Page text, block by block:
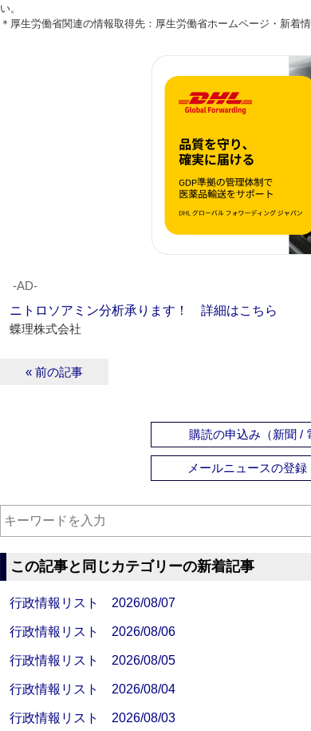
い。
＊厚生労働省関連の情報取得先：厚生労働省ホームページ・新着
‐AD‐
ニトロソアミン分析承ります！ 詳細はこちら
蝶理株式会社
« 前の記事
購読の申込み（新聞 /
メールニュースの登録
この記事と同じカテゴリーの新着記事
行政情報リスト 2026/08/07
行政情報リスト 2026/08/06
行政情報リスト 2026/08/05
行政情報リスト 2026/08/04
行政情報リスト 2026/08/03